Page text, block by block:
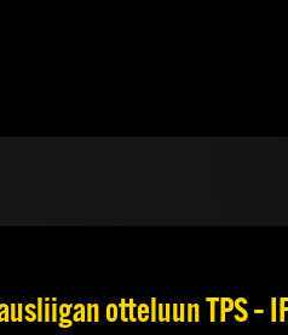
otteluun TPS –